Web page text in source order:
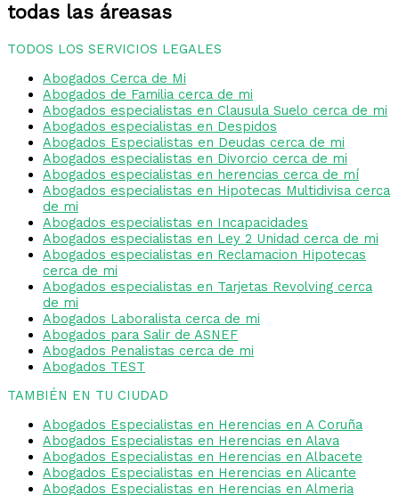
todas las áreasas
TODOS LOS SERVICIOS LEGALES
Abogados Cerca de Mi
Abogados de Familia cerca de mi
Abogados especialistas en Clausula Suelo cerca de mi
Abogados especialistas en Despidos
Abogados Especialistas en Deudas cerca de mi
Abogados especialistas en Divorcio cerca de mi
Abogados especialistas en herencias cerca de mí
Abogados especialistas en Hipotecas Multidivisa cerca
de mi
Abogados especialistas en Incapacidades
Abogados especialistas en Ley 2 Unidad cerca de mi
Abogados especialistas en Reclamacion Hipotecas
cerca de mi
Abogados especialistas en Tarjetas Revolving cerca
de mi
Abogados Laboralista cerca de mi
Abogados para Salir de ASNEF
Abogados Penalistas cerca de mi
Abogados TEST
TAMBIÉN EN TU CIUDAD
Abogados Especialistas en Herencias en A Coruña
Abogados Especialistas en Herencias en Alava
Abogados Especialistas en Herencias en Albacete
Abogados Especialistas en Herencias en Alicante
Abogados Especialistas en Herencias en Almeria